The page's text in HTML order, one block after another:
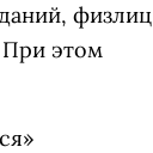
физлиц
При этом